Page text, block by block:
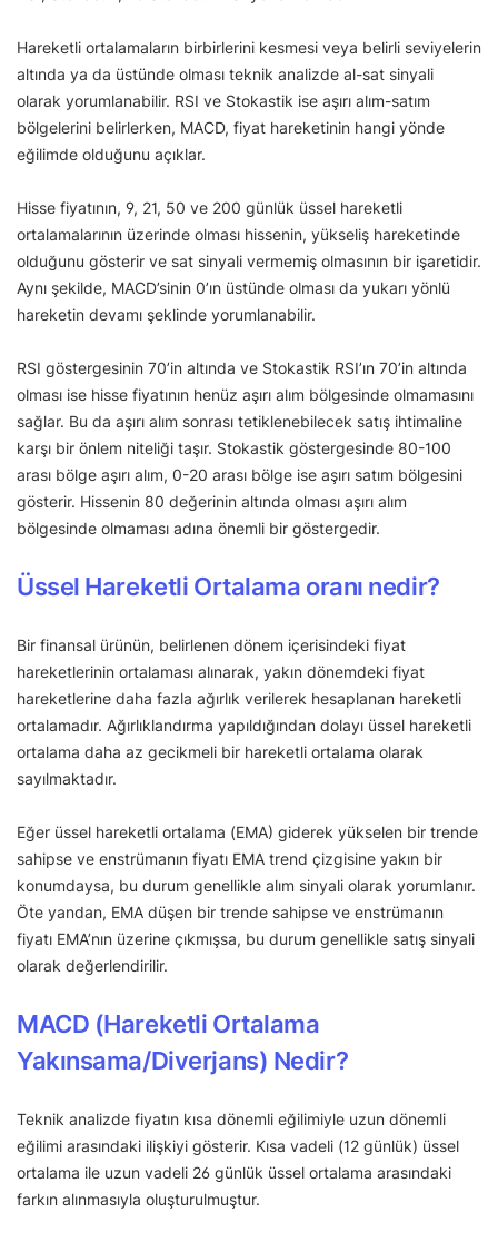
Hareketli ortalamaların birbirlerini kesmesi veya belirli seviyelerin
altında ya da üstünde olması teknik analizde al-sat sinyali
olarak yorumlanabilir. RSI ve Stokastik ise aşırı alım-satım
bölgelerini belirlerken, MACD, fiyat hareketinin hangi yönde
eğilimde olduğunu açıklar.
Hisse fiyatının, 9, 21, 50 ve 200 günlük üssel hareketli
ortalamalarının üzerinde olması hissenin, yükseliş hareketinde
olduğunu gösterir ve sat sinyali vermemiş olmasının bir işaretidir.
Aynı şekilde, MACD’sinin 0’ın üstünde olması da yukarı yönlü
hareketin devamı şeklinde yorumlanabilir.
RSI göstergesinin 70’in altında ve Stokastik RSI’ın 70’in altında
olması ise hisse fiyatının henüz aşırı alım bölgesinde olmamasını
sağlar. Bu da aşırı alım sonrası tetiklenebilecek satış ihtimaline
karşı bir önlem niteliği taşır. Stokastik göstergesinde 80-100
arası bölge aşırı alım, 0-20 arası bölge ise aşırı satım bölgesini
gösterir. Hissenin 80 değerinin altında olması aşırı alım
bölgesinde olmaması adına önemli bir göstergedir.
Üssel Hareketli Ortalama oranı nedir?
Bir finansal ürünün, belirlenen dönem içerisindeki fiyat
hareketlerinin ortalaması alınarak, yakın dönemdeki fiyat
hareketlerine daha fazla ağırlık verilerek hesaplanan hareketli
ortalamadır. Ağırlıklandırma yapıldığından dolayı üssel hareketli
ortalama daha az gecikmeli bir hareketli ortalama olarak
sayılmaktadır.
Eğer üssel hareketli ortalama (EMA) giderek yükselen bir trende
sahipse ve enstrümanın fiyatı EMA trend çizgisine yakın bir
konumdaysa, bu durum genellikle alım sinyali olarak yorumlanır.
Öte yandan, EMA düşen bir trende sahipse ve enstrümanın
fiyatı EMA’nın üzerine çıkmışsa, bu durum genellikle satış sinyali
olarak değerlendirilir.
MACD (Hareketli Ortalama
Yakınsama/Diverjans) Nedir?
Teknik analizde fiyatın kısa dönemli eğilimiyle uzun dönemli
eğilimi arasındaki ilişkiyi gösterir. Kısa vadeli (12 günlük) üssel
ortalama ile uzun vadeli 26 günlük üssel ortalama arasındaki
farkın alınmasıyla oluşturulmuştur.